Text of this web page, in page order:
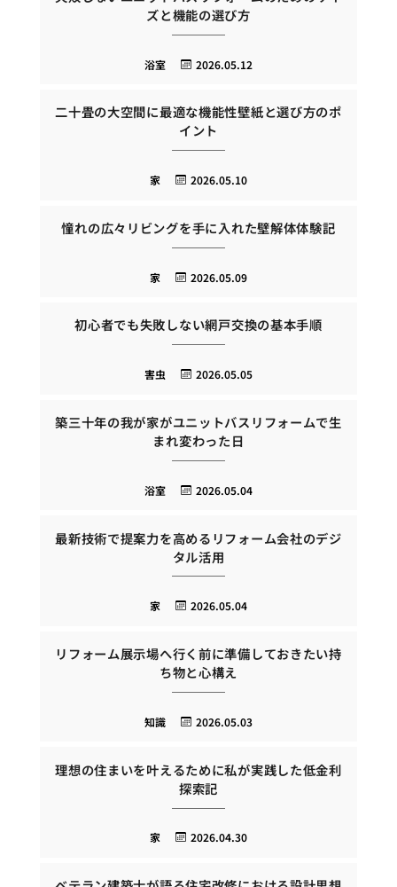
ズと機能の選び方
2026.05.12
浴室
二十畳の大空間に最適な機能性壁紙と選び方のポ
イント
2026.05.10
家
憧れの広々リビングを手に入れた壁解体体験記
2026.05.09
家
初心者でも失敗しない網戸交換の基本手順
2026.05.05
害虫
築三十年の我が家がユニットバスリフォームで生
まれ変わった日
2026.05.04
浴室
最新技術で提案力を高めるリフォーム会社のデジ
タル活用
2026.05.04
家
リフォーム展示場へ行く前に準備しておきたい持
ち物と心構え
2026.05.03
知識
理想の住まいを叶えるために私が実践した低金利
探索記
2026.04.30
家